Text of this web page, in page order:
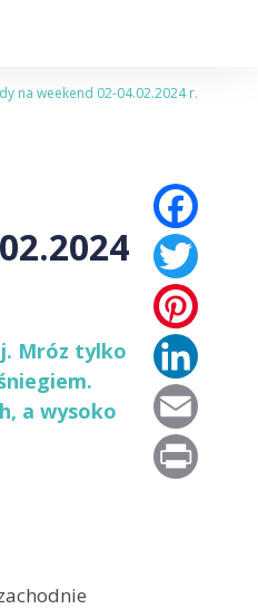
na weekend 02-04.02.2024 r.
Mróz tylko
a wysoko